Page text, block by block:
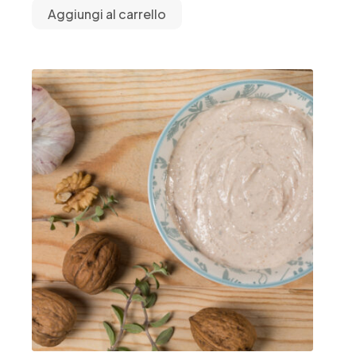
Aggiungi al carrello